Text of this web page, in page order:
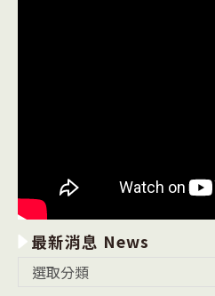
最新消息 News
選取分類